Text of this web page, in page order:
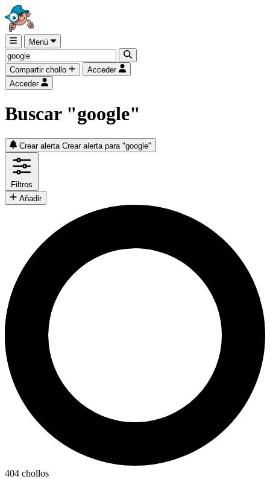
Menú
Compartir chollo
Acceder
Acceder
Buscar "google"
Crear alerta Crear alerta para "google"
Filtros
Añadir
404 chollos